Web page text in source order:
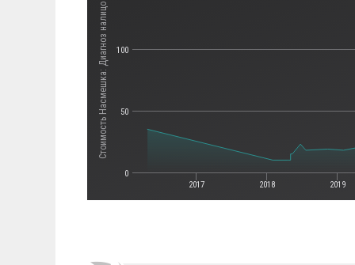
Стоимость Насмешка: Диагноз налицо
2017 2018 2019
0
50
100